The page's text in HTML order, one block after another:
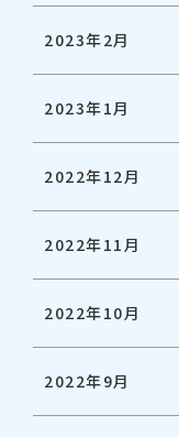
2023年2月
2023年1月
2022年12月
2022年11月
2022年10月
2022年9月